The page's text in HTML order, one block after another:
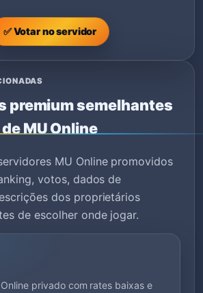
✅ Votar no servidor
premium semelhantes
de MU Online
MU Online promovidos
votos, dados de
dos proprietários
de escolher onde jogar.
privado com rates baixas e